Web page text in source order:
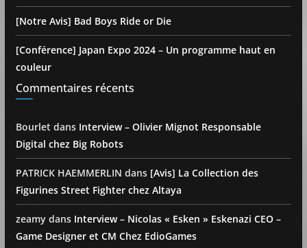
[Notre Avis] Bad Boys Ride or Die
[Conférence] Japan Expo 2024 – Un programme haut en
couleur
Commentaires récents
Bourlet dans Interview – Olivier Mignot Responsable
Digital chez Big Robots
PATRICK HAEMMERLIN dans [Avis] La Collection des
Figurines Street Fighter chez Altaya
zeamydans Interview – Nicolas « Esken » Eskenazi CEO –
Game Designer et CM Chez EdioGames